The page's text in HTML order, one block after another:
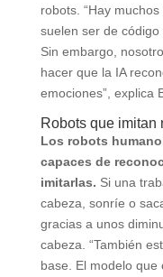
robots. “Hay
suelen ser de código
Sin embargo,
hacer que la IA
emociones”, explica
Robots que imitan
Los robots
capaces de
imitarlas. Si una
cabeza, sonríe o
gracias a unos
cabeza. “También
base. El modelo